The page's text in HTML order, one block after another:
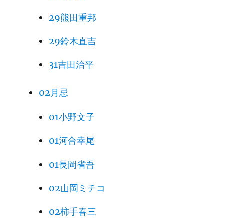
29熊田重邦
29鈴木直吉
31吉田治平
02月忌
01小野文子
01河合幸尾
01長岡省吾
02山岡ミチコ
02柿手春三